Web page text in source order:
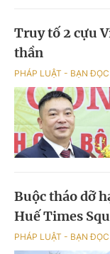
Truy tố 2 cựu
thần
PHÁP LUẬT - BẠN ĐỌC
Buộc tháo dỡ
Huế Times
PHÁP LUẬT - BẠN ĐỌC